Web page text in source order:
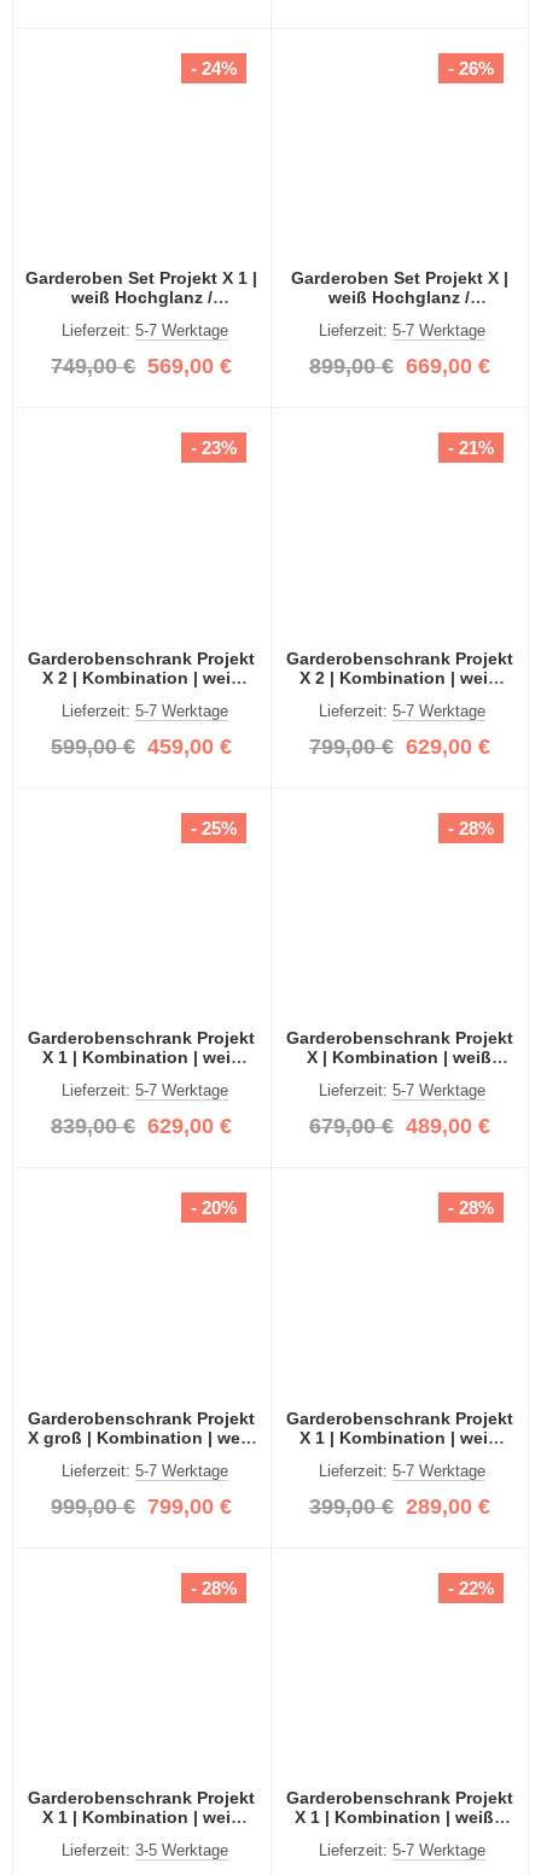
Garderoben Set Projekt X 1 |
weiß Hochglanz /
Lieferzeit: 5-7 Werktage
749,00 € 569,00 €
- 24%
Garderoben Set Projekt X |
weiß Hochglanz /
Lieferzeit:5-7 Werktage
899,00 € 669,00 €
- 26%
Garderobenschrank Projekt
X 2 | Kombination | weiß
2-teilig
Lieferzeit: 5-7 Werktage
599,00 € 459,00 €
- 23%
Garderobenschrank Projekt
X 2 | Kombination | weiß
Lieferzeit:5-7 Werktage
799,00 € 629,00 €
- 21%
Garderobenschrank Projekt
X 1 | Kombination | weiß
teilig
Lieferzeit: 5-7 Werktage
839,00 € 629,00 €
- 25%
Garderobenschrank Projekt
X | Kombination | weiß
3-teilig
Lieferzeit:5-7 Werktage
679,00 € 489,00 €
- 28%
Garderobenschrank Projekt
X groß | Kombination | weiß
4-teilig
Lieferzeit: 5-7 Werktage
999,00 € 799,00 €
- 20%
Garderobenschrank Projekt
X 1 | Kombination | weiß
2-teilig
Lieferzeit:5-7 Werktage
399,00 € 289,00 €
- 28%
Garderobenschrank Projekt
X 1 | Kombination | weiß
Lieferzeit: 3-5 Werktage
- 28%
Garderobenschrank Projekt
X 1 | Kombination | weiß |
Lieferzeit:5-7 Werktage
- 22%